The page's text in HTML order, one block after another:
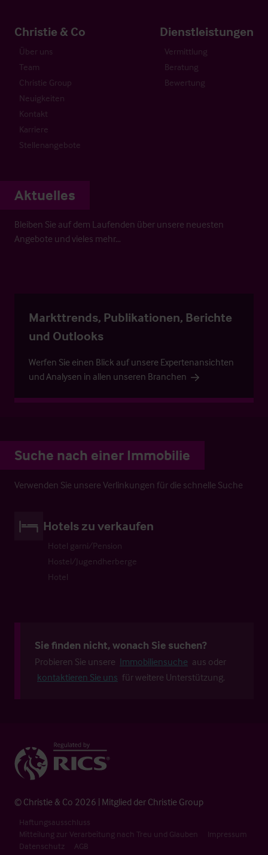
Christie & Co
Über uns
Team
Christie Group
Neuigkeiten
Kontakt
Karriere
Stellenangebote
Dienstleistungen
Vermittlung
Beratung
Bewertung
Aktuelles
Bleiben Sie auf dem Laufenden über unsere neuesten
Angebote und vieles mehr…
Markttrends, Publikationen, Berichte
und Outlooks
Werfen Sie einen Blick auf unsere Expertenansichten
und Analysen in allen unseren Branchen
Suche nach einer Immobilie
Verwenden Sie unsere Verlinkungen für die schnelle Suche
Hotels zu verkaufen
Hotel garni/Pension
Hostel/Jugendherberge
Hotel
Sie finden nicht, wonach Sie suchen?
Probieren Sie unsere Immobiliensuche aus oder
kontaktieren Sie uns für weitere Unterstützung.
© Christie & Co 2026 | Mitglied der Christie Group
Haftungsausschluss
Mitteilung zur Verarbeitung nach Treu und Glauben
Impressum
Datenschutz
AGB